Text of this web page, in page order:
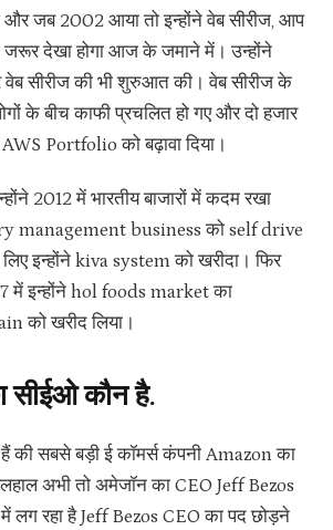
और जब 2002 आया तो इन्होंने वेब सीरीज, आप
जरूर देखा होगा आज के जमाने में। उन्होंने
सीरीज की भी शुरुआत की। वेब सीरीज के
के बीच काफी प्रचलित हो गए और दो हजार
Portfolio को बढ़ावा दिया।
2012 में भारतीय बाजारों में कदम रखा
management business को self drive
इन्होंने kiva system‌ को खरीदा। फिर
में इन्होंने hol foods market का
को खरीद लिया।
सीईओ कौन है.
की सबसे बड़ी ई कॉमर्स कंपनी Amazon का
अभी तो अमेजॉन का CEO Jeff Bezos
लग रहा है Jeff Bezos CEO का पद छोड़ने